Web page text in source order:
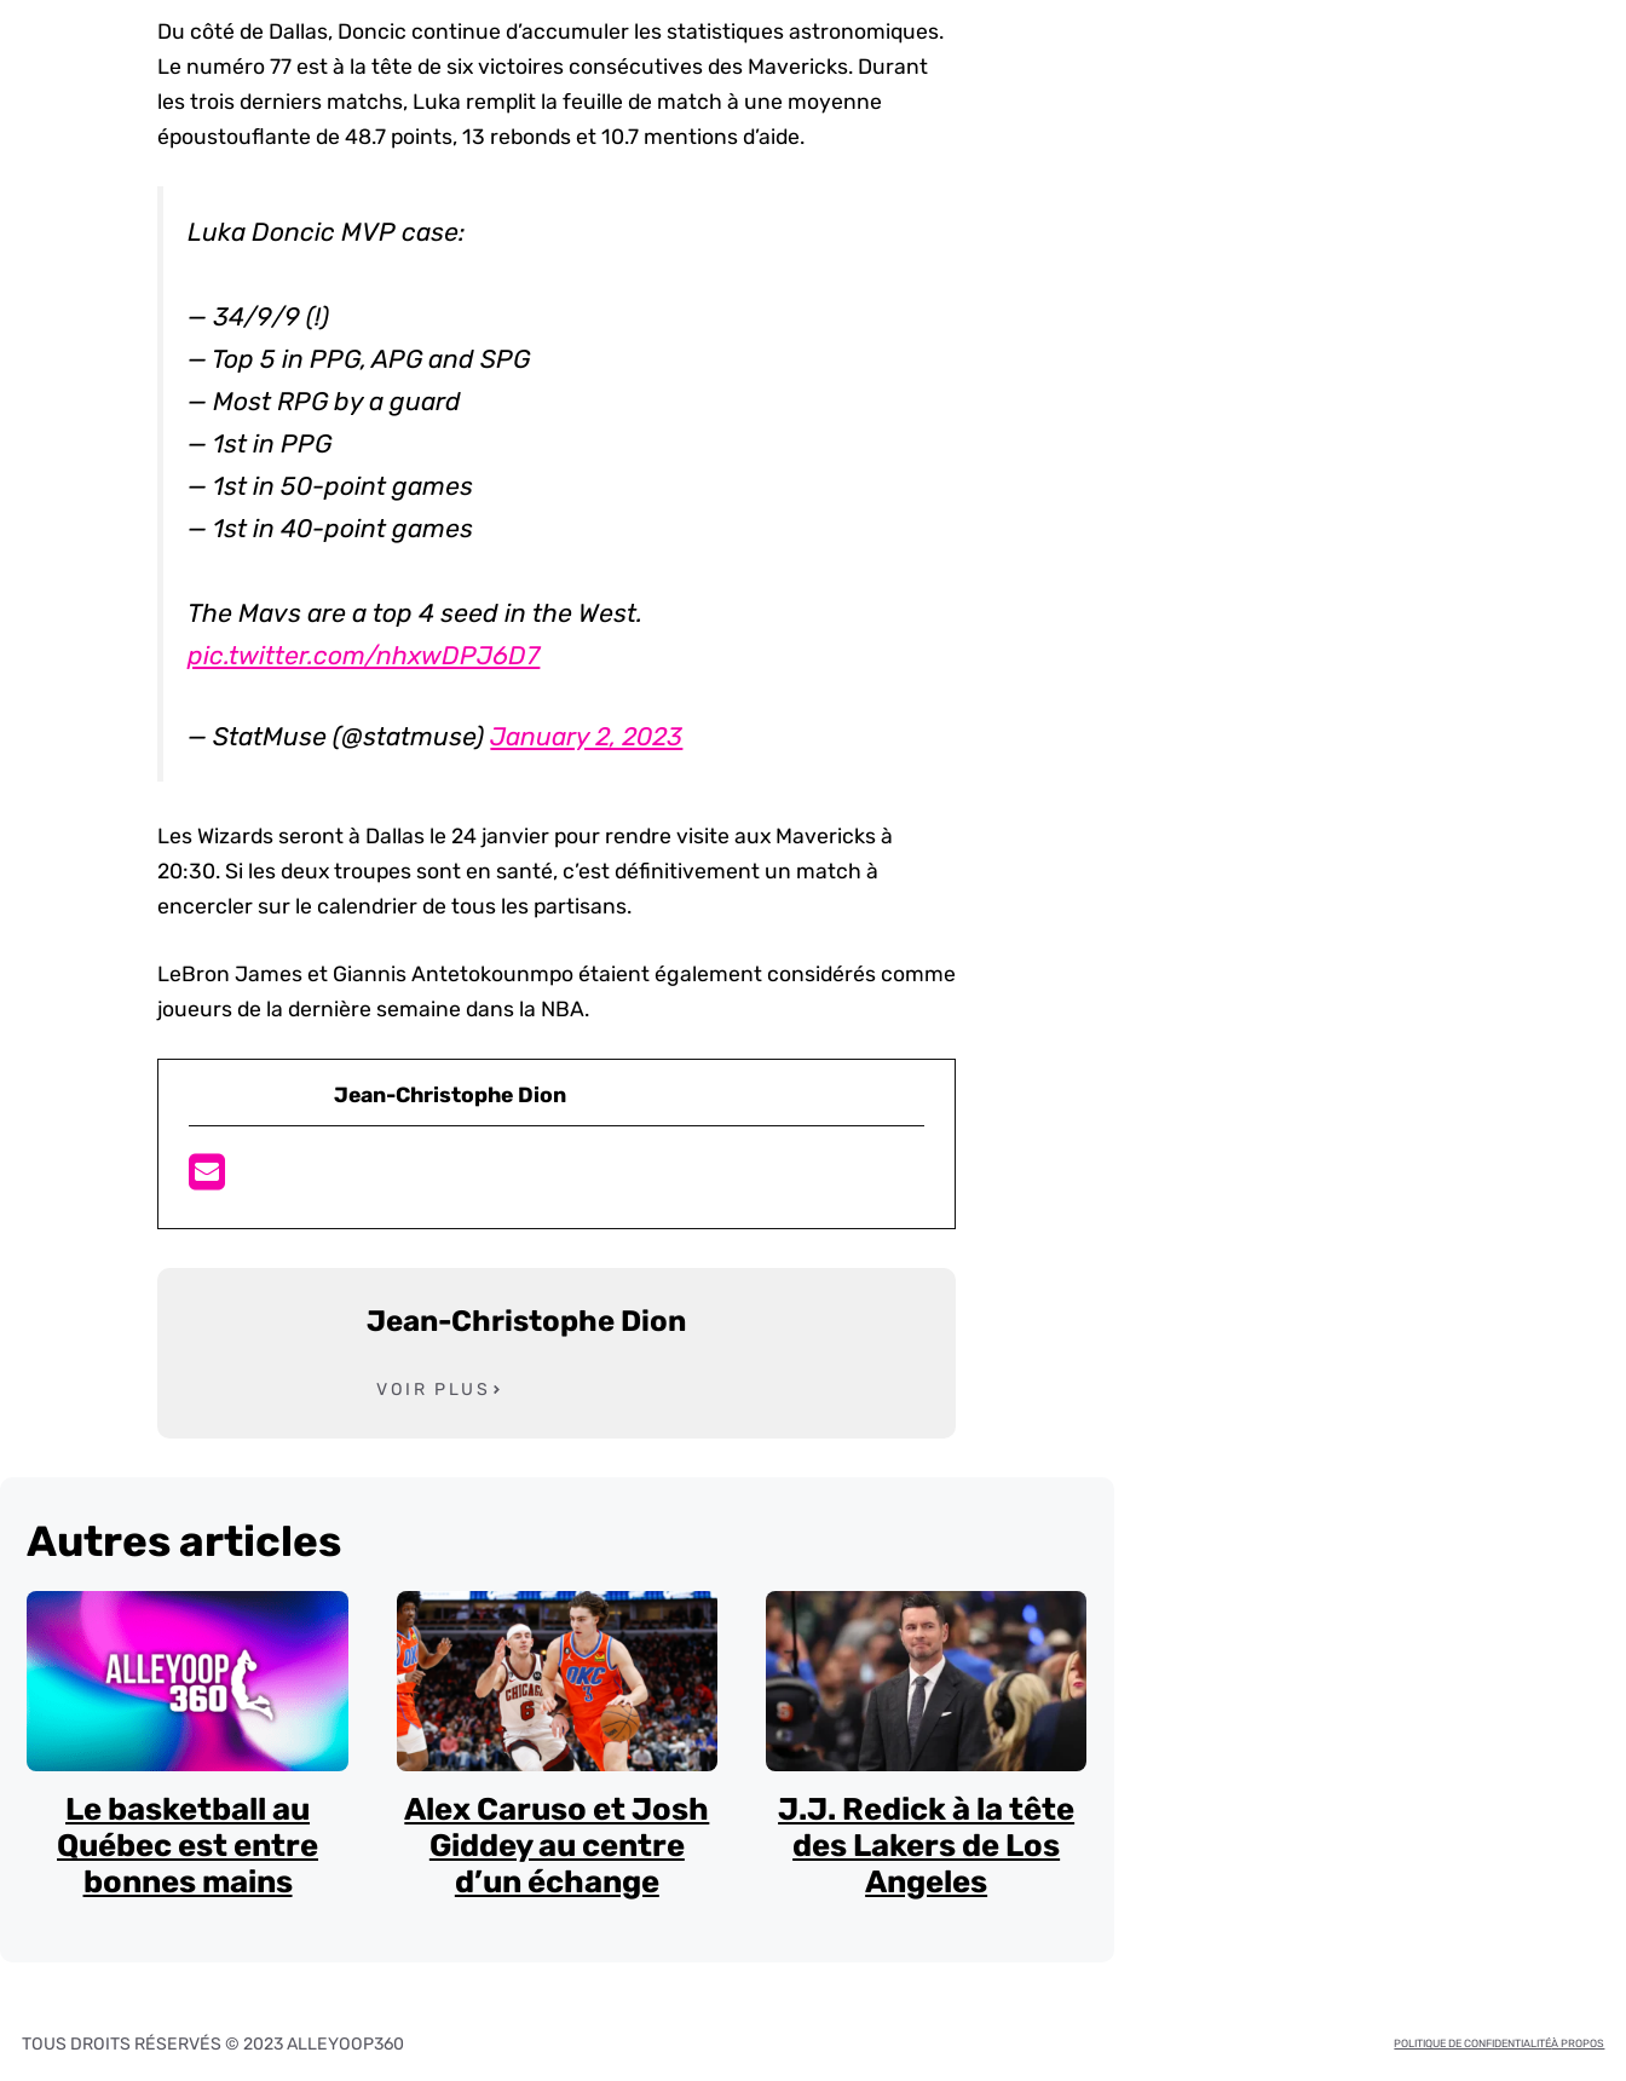
Du côté de Dallas, Doncic continue d’accumuler les statistiques astronomiques.
Le numéro 77 est à la tête de six victoires consécutives des Mavericks. Durant
les trois derniers matchs, Luka remplit la feuille de match à une moyenne
époustouflante de 48.7 points, 13 rebonds et 10.7 mentions d’aide.
Luka Doncic MVP case:
— 34/9/9 (!)
— Top 5 in PPG, APG and SPG
— Most RPG by a guard
— 1st in PPG
— 1st in 50-point games
— 1st in 40-point games
The Mavs are a top 4 seed in the West.
pic.twitter.com/nhxwDPJ6D7
— StatMuse (@statmuse)January 2, 2023
Les Wizards seront à Dallas le 24 janvier pour rendre visite aux Mavericks à
20:30. Si les deux troupes sont en santé, c’est définitivement un match à
encercler sur le calendrier de tous les partisans.
LeBron James et Giannis Antetokounmpo étaient également considérés comme
joueurs de la dernière semaine dans la NBA.
Jean-Christophe Dion
Jean-Christophe Dion
VOIR PLUS
Autres articles
Le basketball au
Québec est entre
bonnes mains
Alex Caruso et Josh
Giddey au centre
d’un échange
J.J. Redick à la tête
des Lakers de Los
Angeles
TOUS DROITS RÉSERVÉS © 2023 ALLEYOOP360 POLITIQUE DE CONFIDENTIALITÉÀ PROPOS